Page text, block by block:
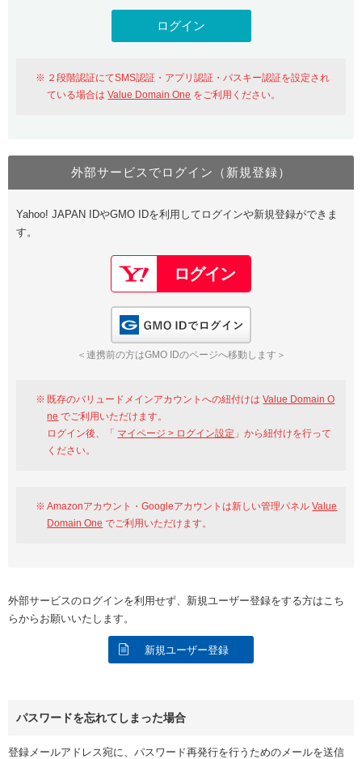
Value Domainにログイン
おすすめ One レンタルサーバーを含む最新の機能を使う方
Value Domain Oneにログイン
Google
GMO ID Amazon
※AmazonはValue Domain Oneのログイン画面へ遷移します
Value Domain Oneアカウント作成
以下でも登録可能
Google Yahoo!
GMO ID
２段階認証にてSMS認証・アプリ認証・パスキー認証を設定され
ている場合はValue Domain One をご利用ください。
外部サービスでログイン（新規登録）
Yahoo! JAPAN IDやGMO IDを利用してログインや新規登録ができま
す。
＜連携前の方はGMO IDのページへ移動します＞
既存のバリュードメインアカウントへの紐付けはValue Domain O
ne でご利用いただけます。
ログイン後、「 マイページ > ログイン設定 」から紐付けを行って
ください。
Amazonアカウント・Googleアカウントは新しい管理パネルValue
Domain One でご利用いただけます。
外部サービスのログインを利用せず、新規ユーザー登録をする方はこち
らからお願いいたします。
新規ユーザー登録
パスワードを忘れてしまった場合
登録メールアドレス宛に、パスワード再発行を行うためのメールを送信